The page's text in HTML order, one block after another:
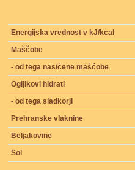
Energijska vrednost v kJ/kcal
Maščobe
- od tega nasičene maščobe
Ogljikovi hidrati
- od tega sladkorji
Prehranske vlaknine
Beljakovine
Sol